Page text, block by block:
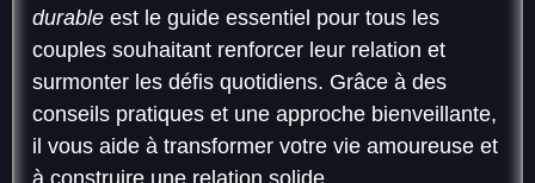
durable est le guide essentiel pour tous les
couples souhaitant renforcer leur relation et
surmonter les défis quotidiens. Grâce à des
conseils pratiques et une approche bienveillante,
il vous aide à transformer votre vie amoureuse et